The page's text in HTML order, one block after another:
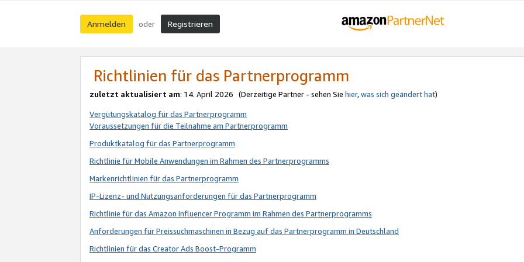
Anmelden oder Registrieren
Richtlinien für das Partnerprogramm
zuletzt aktualisiert am: 14. April 2026 (Derzeitige Partner - sehen Sie hier,was sich geändert hat)
Vergütungskatalog für das Partnerprogramm
Voraussetzungen für die Teilnahme am Partnerprogramm
Produktkatalog für das Partnerprogramm
Richtlinie für Mobile Anwendungen im Rahmen des Partnerprogramms
Markenrichtlinien für das Partnerprogramm
IP-Lizenz- und Nutzungsanforderungen für das Partnerprogramm
Richtlinie für das Amazon Influencer Programm im Rahmen des Partnerprogramms
Anforderungen für Preissuchmaschinen in Bezug auf das Partnerprogramm in Deutschland
Richtlinien für das Creator Ads Boost-Programm